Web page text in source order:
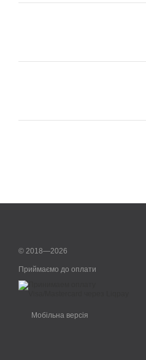
© 2018—2026
Приймаємо до оплати
Мобільна версія